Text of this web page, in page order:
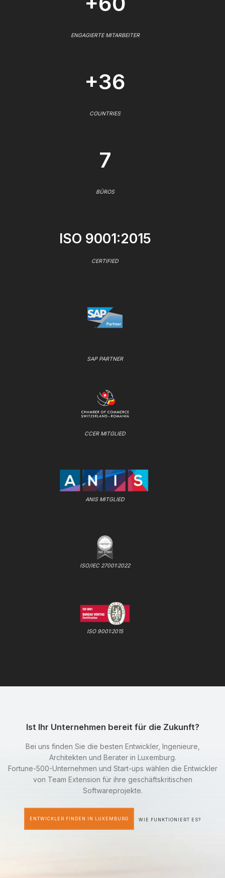
ENGAGIERTE MITARBEITER
+36
COUNTRIES
7
BÜROS
ISO 9001:2015
CERTIFIED
SAP PARTNER
CCER MITGLIED
ANIS MITGLIED
ISO/IEC 27001:2022
ISO 9001:2015
Ist Ihr Unternehmen bereit für die Zukunft?
Bei uns finden Sie die besten Entwickler, Ingenieure,
Architekten und Berater in Luxemburg.
Fortune-500-Unternehmen und Start-ups wählen die Entwickler
von Team Extension für ihre geschäftskritischen
Softwareprojekte.
ENTWICKLER FINDEN IN LUXEMBURG WIE FUNKTIONIERT ES?